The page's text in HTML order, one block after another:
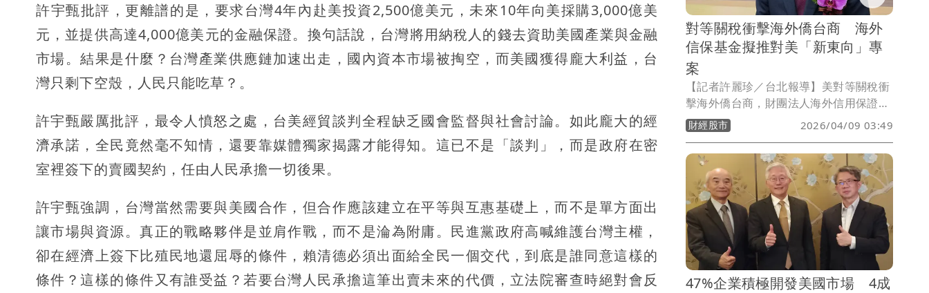
許宇甄批評，更離譜的是，要求台灣4年內赴美投資2,500億美元，未來10年向美採購3,000億美
元，並提供高達4,000億美元的金融保證。換句話說，台灣將用納稅人的錢去資助美國產業與金融
市場。結果是什麼？台灣產業供應鏈加速出走，國內資本市場被掏空，而美國獲得龐大利益，台
灣只剩下空殼，人民只能吃草？。
許宇甄嚴厲批評，最令人憤怒之處，台美經貿談判全程缺乏國會監督與社會討論。如此龐大的經
濟承諾，全民竟然毫不知情，還要靠媒體獨家揭露才能得知。這已不是「談判」，而是政府在密
室裡簽下的賣國契約，任由人民承擔一切後果。
許宇甄強調，台灣當然需要與美國合作，但合作應該建立在平等與互惠基礎上，而不是單方面出
讓市場與資源。真正的戰略夥伴是並肩作戰，而不是淪為附庸。民進黨政府高喊維護台灣主權，
卻在經濟上簽下比殖民地還屈辱的條件，賴清德必須出面給全民一個交代，到底是誰同意這樣的
條件？這樣的條件又有誰受益？若要台灣人民承擔這筆出賣未來的代價，立法院審查時絕對會反
對等關稅衝擊海外僑台商 海外
信保基金擬推對美「新東向」專
案
【記者許麗珍／台北報導】美對等關稅衝
擊海外僑台商，財團法人海外信用保證基
金董事長侯立洋表示，去年9月開辦的美
國對等關稅專案貸款信用保證已有7家台
商申貸200萬美元，未來擬比照新南向政
策，推出對美「新東向」專案。此外今年
5月起變更保證手續費計收方式，以保證
餘額計收，明確訂定退費機制。
財經股市 2026/04/09 03:49
47%企業積極開發美國市場 4成